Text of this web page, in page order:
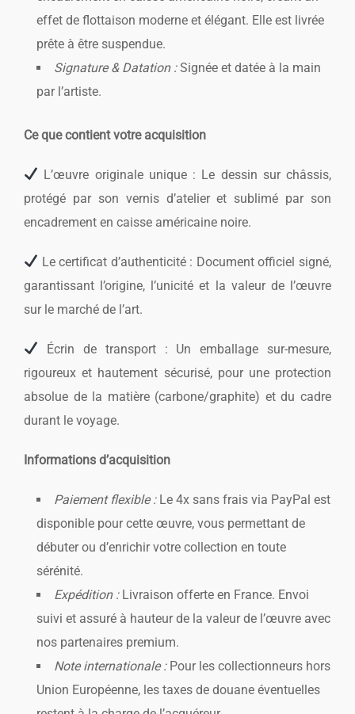
effet de flottaison moderne et élégant. Elle est livrée
prête à être suspendue.
Signature & Datation :Signée et datée à la main
par l’artiste.
Ce que contient votre acquisition
L’œuvre originale unique : Le dessin sur châssis,
protégé par son vernis d’atelier et sublimé par son
encadrement en caisse américaine noire.
Le certificat d’authenticité : Document officiel signé,
garantissant l’origine, l’unicité et la valeur de l’œuvre
sur le marché de l’art.
Écrin de transport : Un emballage sur-mesure,
rigoureux et hautement sécurisé, pour une protection
absolue de la matière (carbone/graphite) et du cadre
durant le voyage.
Informations d’acquisition
Paiement flexible :Le 4x sans frais via PayPal est
disponible pour cette œuvre, vous permettant de
débuter ou d’enrichir votre collection en toute
sérénité.
Expédition :Livraison offerte en France. Envoi
suivi et assuré à hauteur de la valeur de l’œuvre avec
nos partenaires premium.
Note internationale :Pour les collectionneurs hors
Union Européenne, les taxes de douane éventuelles